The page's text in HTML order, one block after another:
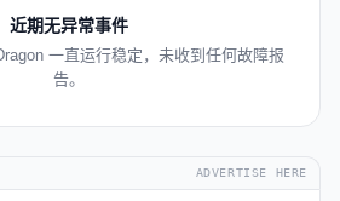
近期无异常事件
一直运行稳定，未收到任何故障报
告。
ADVERTISE HERE